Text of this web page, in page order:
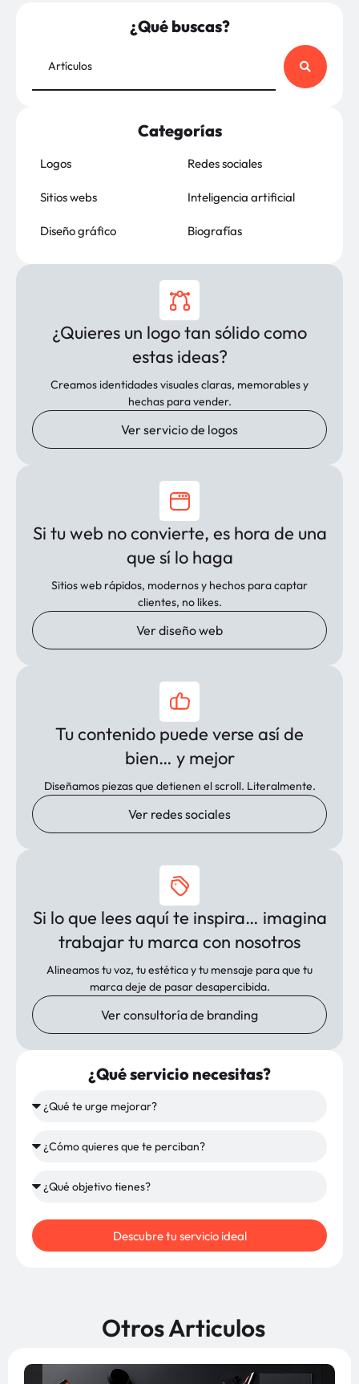
¿Qué buscas?
Categorías
Logos
Sitios webs
Diseño gráfico
Redes sociales
Inteligencia artificial
Biografías
¿Quieres un logo tan sólido como
estas ideas?
Creamos identidades visuales claras, memorables y
hechas para vender.
Ver servicio de logos
Si tu web no convierte, es hora de una
que sí lo haga
Sitios web rápidos, modernos y hechos para captar
clientes, no likes.
Ver diseño web
Tu contenido puede verse así de
bien… y mejor
Diseñamos piezas que detienen el scroll. Literalmente.
Ver redes sociales
Si lo que lees aquí te inspira… imagina
trabajar tu marca con nosotros
Alineamos tu voz, tu estética y tu mensaje para que tu
marca deje de pasar desapercibida.
Ver consultoría de branding
¿Qué servicio necesitas?
Descubre tu servicio ideal
Otros Articulos